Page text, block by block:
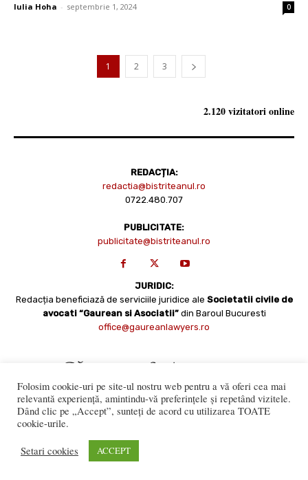
Iulia Hoha - septembrie 1, 2024 0
1 2 3
2.120 vizitatori online
REDACȚIA:
redactia@bistriteanul.ro
0722.480.707
PUBLICITATE:
publicitate@bistriteanul.ro
JURIDIC:
Redacția beneficiază de serviciile juridice ale Societatii civile de
avocati “Gaurean si Asociatii” din Baroul Bucuresti
office@gaureanlawyers.ro
numai cu acordul expres al Bistriteanul.Ro. © Copyright 2008 -
2021 Bistrițeanul.ro
Folosim cookie-uri pe site-ul nostru web pentru a vă oferi cea mai
relevantă experiență, amintindu-vă preferințele și repetând vizitele.
Dând clic pe „Accept”, sunteți de acord cu utilizarea TOATE
cookie-urile.
Setari cookies ACCEPT